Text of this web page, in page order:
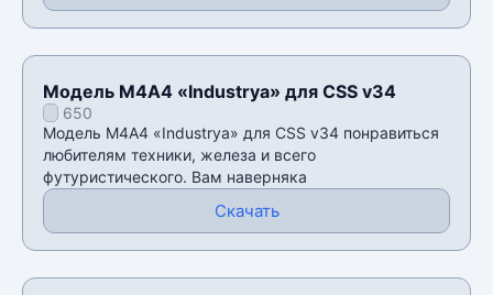
Модель М4А4 «Industrya» для CSS v34
650
Модель М4А4 «Industrya» для CSS v34 понравиться
любителям техники, железа и всего
футуристического. Вам наверняка
Скачать